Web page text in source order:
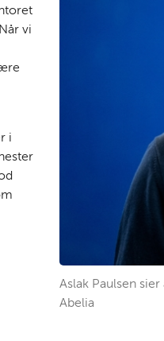
vi
i
Aslak Paulsen
Abelia